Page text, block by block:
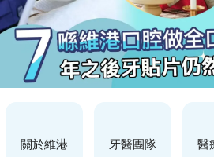
關於維港 牙醫團隊 醫